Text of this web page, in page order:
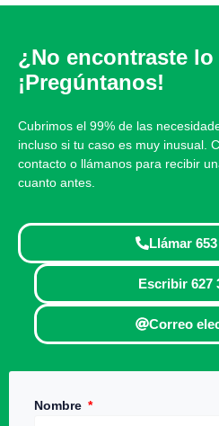
¿No encontraste
¡Pregúntanos!
Cubrimos el 99% de las
incluso si tu caso es muy inusual.
contacto o llámanos para recibir
cuanto antes.
Llámar 653
Escribir 627
Correo
Nombre